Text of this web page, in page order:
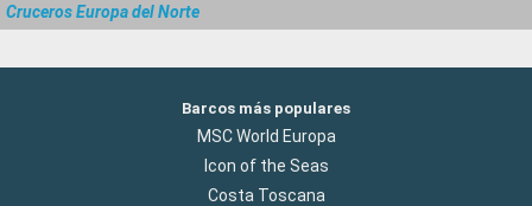
Cruceros Europa del Norte
Barcos más populares
MSC World Europa
Icon of the Seas
Costa Toscana